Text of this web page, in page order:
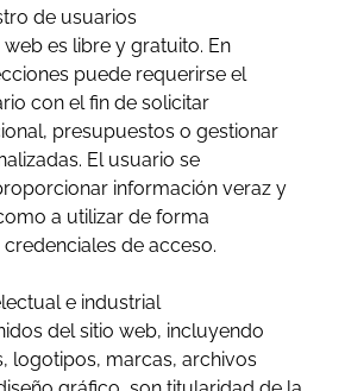
de usuarios
web es libre y gratuito. En
puede requerirse el
con el fin de solicitar
presupuestos o gestionar
El usuario se
información veraz y
a utilizar de forma
de acceso.
e industrial
del sitio web, incluyendo
logotipos, marcas, archivos